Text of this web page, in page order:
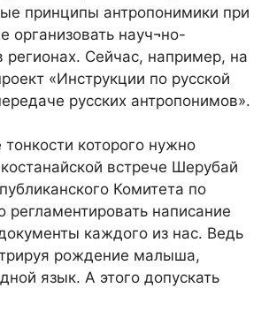
принципы антропонимики при
организовать науч¬но-
регионах. Сейчас, например, на
«Инструкции по русской
русских антропонимов».
которого нужно
встрече Шерубай
Комитета по
регламентировать написание
каждого из нас. Ведь
рождение малыша,
язык. А этого допускать